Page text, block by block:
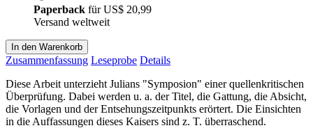
Paperback fürUS$ 20,99
Versand weltweit
In den Warenkorb
Zusammenfassung Leseprobe Details
Diese Arbeit unterzieht Julians "Symposion" einer quellenkritischen
Überprüfung. Dabei werden u. a. der Titel, die Gattung, die Absicht,
die Vorlagen und der Entsehungszeitpunkts erörtert. Die Einsichten
in die Auffassungen dieses Kaisers sind z. T. überraschend.